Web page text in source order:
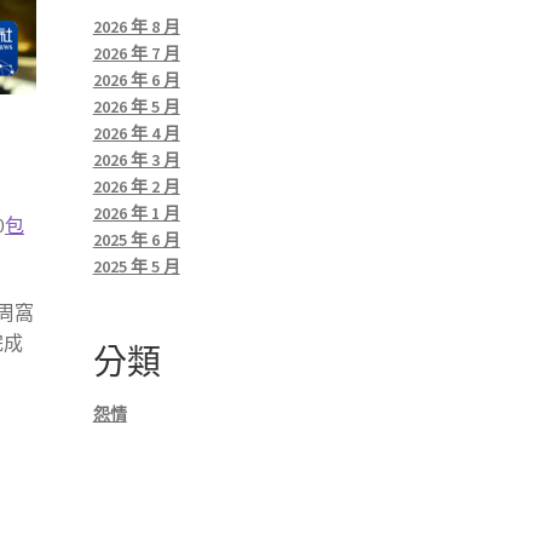
包
窩
2026 年 8 月
2026 年 7 月
2026 年 6 月
2026 年 5 月
2026 年 4 月
2026 年 3 月
2026 年 2 月
2026 年 1 月
2025 年 6 月
2025 年 5 月
分類
怨情